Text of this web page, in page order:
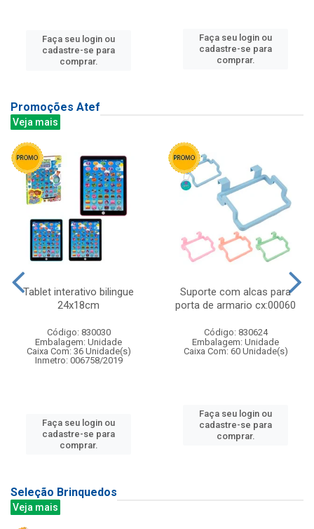
Faça seu login ou
cadastre-se para
comprar.
Faça seu login ou
cadastre-se para
comprar.
Promoções Atef
Veja mais
Tablet interativo bilingue
24x18cm
Código: 830030
Embalagem: Unidade
Caixa Com: 36 Unidade(s)
Inmetro: 006758/2019
Faça seu login ou
cadastre-se para
comprar.
Suporte com alcas para
porta de armario cx:00060
Código: 830624
Embalagem: Unidade
Caixa Com: 60 Unidade(s)
Faça seu login ou
cadastre-se para
comprar.
Seleção Brinquedos
Veja mais